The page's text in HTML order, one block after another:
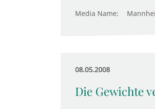
Media Name:
08.05.2008
Die Gewichte